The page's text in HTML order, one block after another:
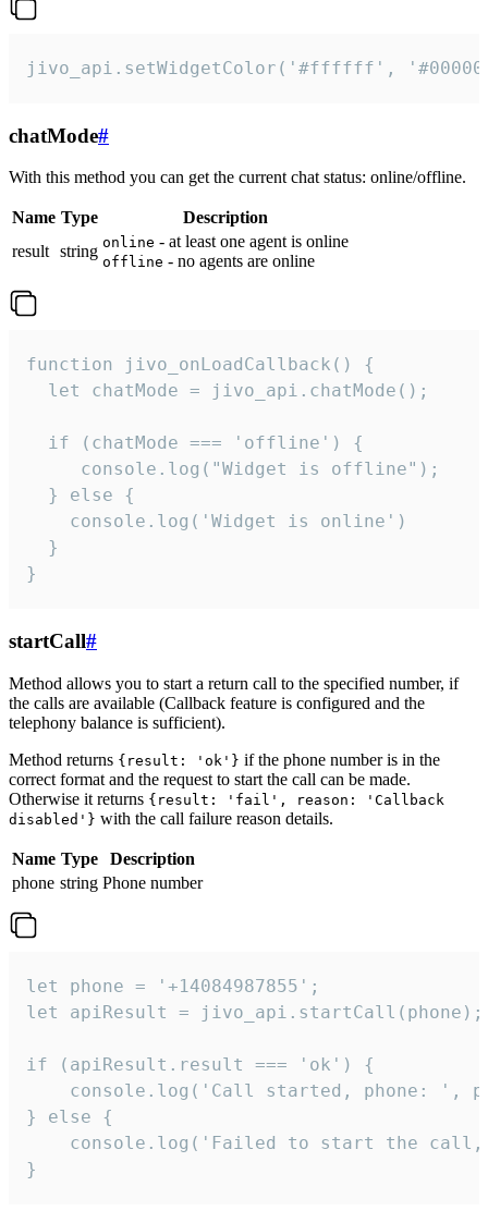
jivo_api.setWidgetColor('#ffffff',
chatMode#
With this method you can get the current chat status: online/offline.
Name Type
Description
result string online - at least one agent is online
offline - no agents are online
function jivo_onLoadCallback() {
  let chatMode = jivo_api.chatMode();
  if (chatMode === 'offline') {
     console.log("Widget is offline");
  } else {
    console.log('Widget is online')
  }
}
startCall#
Method allows you to start a return call to the specified number, if
the calls are available (Callback feature is configured and the
telephony balance is sufficient).
Method returns {result: 'ok'} if the phone number is in the
correct format and the request to start the call can be made.
Otherwise it returns {result: 'fail', reason: 'Callback
disabled'} with the call failure reason details.
Name Type
Description
phone string Phone number
let phone = '+14084987855';
let apiResult = jivo_api.startCall(phone);
if (apiResult.result === 'ok') {
console.log('Call started, phone: ',
} else {
console.log('Failed to start the
}